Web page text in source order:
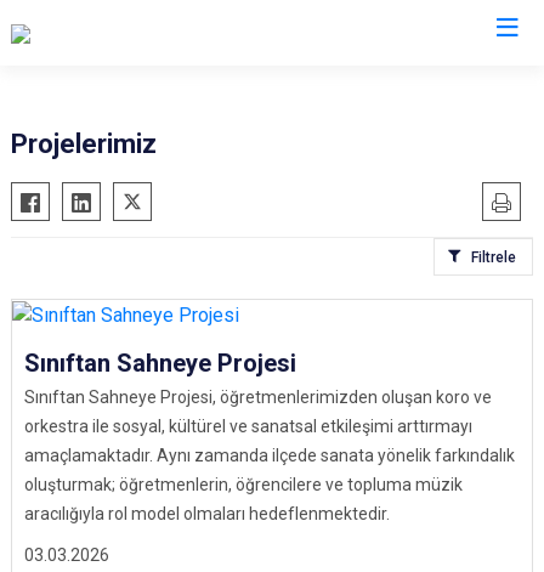
Akçakale
Birecik
Ceylanpınar
Harran
Hilvan
Haliliye
Karaköprü
Projelerimiz
Filtrele
03.03.2026
Sınıftan Sahneye Projesi
Sınıftan Sahneye Projesi, öğretmenlerimizden oluşan koro ve
orkestra ile sosyal, kültürel ve sanatsal etkileşimi arttırmayı
amaçlamaktadır. Aynı zamanda ilçede sanata yönelik farkındalık
oluşturmak; öğretmenlerin, öğrencilere ve topluma müzik
aracılığıyla rol model olmaları hedeflenmektedir.